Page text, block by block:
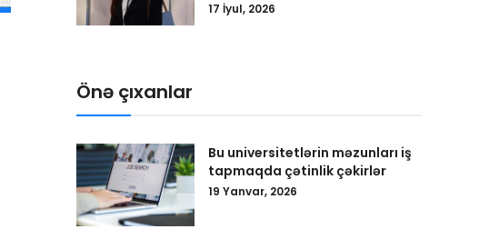
17 İyul, 2026
Önə çıxanlar
Bu universitetlərin məzunları iş
tapmaqda çətinlik çəkirlər
19 Yanvar, 2026